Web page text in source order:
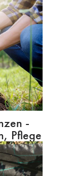
-
Pflege